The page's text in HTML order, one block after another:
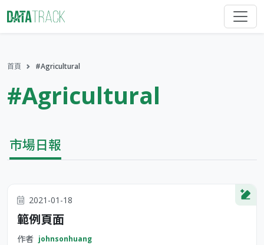
首頁 #Agricultural
#Agricultural
市場日報
2021-01-18
範例頁面
作者 johnsonhuang